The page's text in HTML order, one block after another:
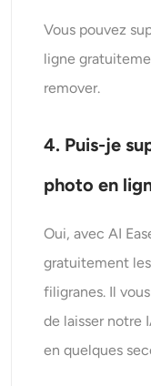
Vous pouvez
ligne
remover.
4. Puis-je
photo en
Oui, avec AI
gratuitement
filigranes. Il
de laisser notre
en quelques